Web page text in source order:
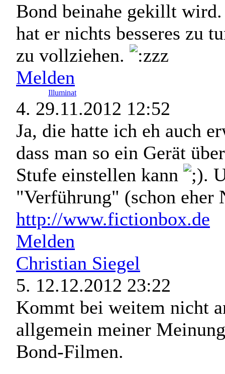
Bond beinahe gekillt
hat er nichts besseres zu
zu vollziehen.
Melden
Illuminat
4. 29.11.2012 12:52
Ja, die hatte ich eh auch
dass man so ein Gerät
Stufe einstellen kann
.
"Verführung" (schon eher
http://www.fictionbox.de
Melden
Christian Siegel
5. 12.12.2012 23:22
Kommt bei weitem nicht
allgemein meiner
Bond-Filmen.